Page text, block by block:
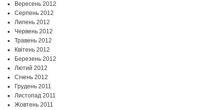
Вересень 2012
Серпень 2012
Липень 2012
Червень 2012
Травень 2012
Квітень 2012
Березень 2012
Лютий 2012
Січень 2012
Грудень 2011
Листопад 2011
Жовтень 2011